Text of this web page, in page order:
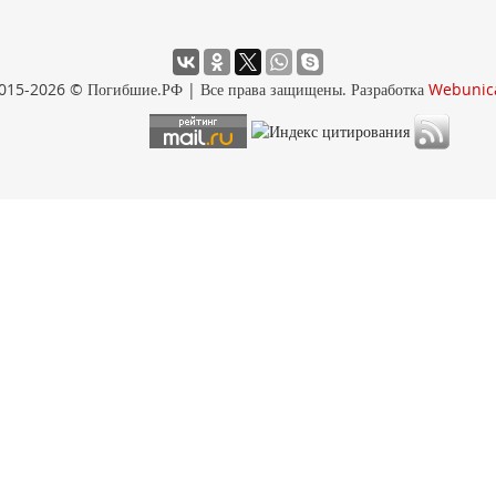
2026 © Погибшие.РФ | Все права защищены. Разработка